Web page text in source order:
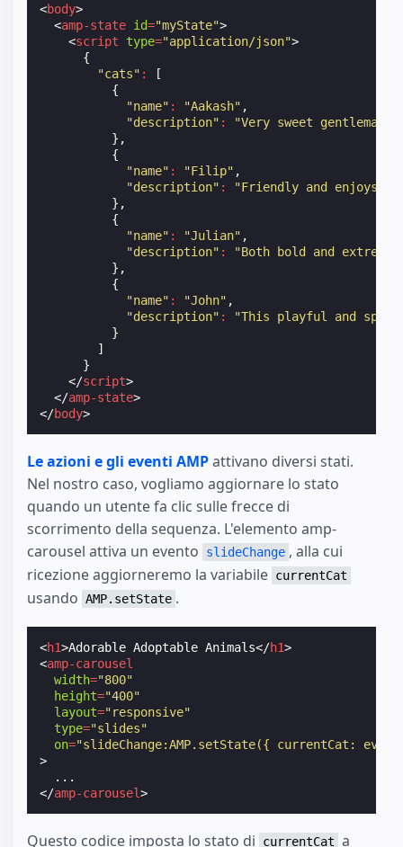
<body>
<amp-state id="myState">
<script type="application/json">
{
"cats" :
[
{
"name" : "Aakash" ,
"description" :
"Very sweet
},
{
"name" : "Filip" ,
"description" :
"Friendly and enjoys
},
{
"name" : "Julian" ,
"description" :
"Both bold and
},
{
"name" : "John" ,
"description" :
"This playful and
}
]
}
</script>
</amp-state>
</body>
Le azioni e gli eventi AMPattivano diversi stati.
Nel nostro caso, vogliamo aggiornare lo stato
quando un utente fa clic sulle frecce di
scorrimento della sequenza. L'elemento amp-
carousel attiva un evento
slideChange , alla cui
ricezione aggiorneremo la variabile currentCat
usando AMP.setState .
<h1>Adorable Adoptable Animals</h1>
<amp-carousel
width="800"
height="400"
layout="responsive"
type="slides"
on="slideChange:AMP.setState({ currentCat:
>
</amp-carousel>
Questo codice imposta lo stato di currentCat a